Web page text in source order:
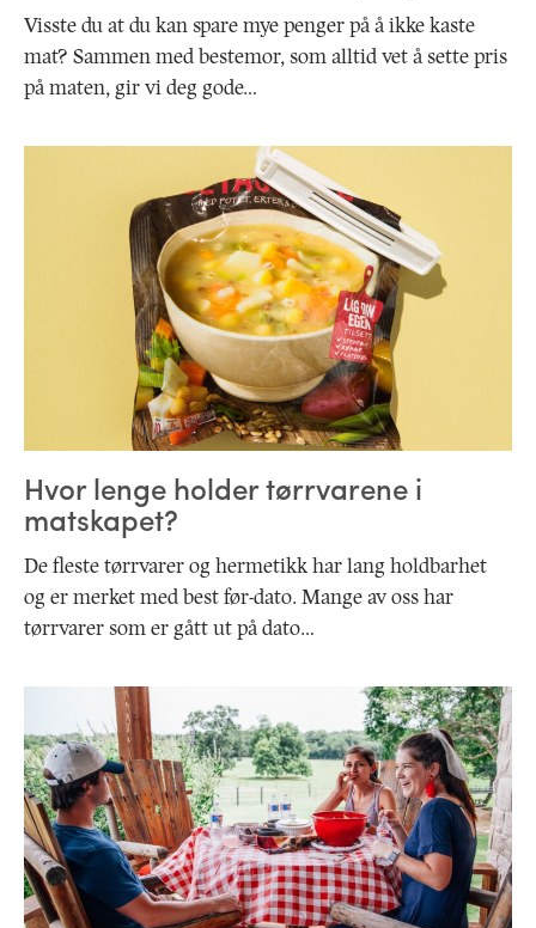
Visste du at du kan spare mye penger på å ikke kaste
mat? Sammen med bestemor, som alltid vet å sette pris
på maten, gir vi deg gode…
Hvor lenge holder tørrvarene i
matskapet?
De fleste tørrvarer og hermetikk har lang holdbarhet
og er merket med best før-dato. Mange av oss har
tørrvarer som er gått ut på dato…